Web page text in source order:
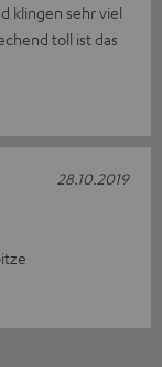
klingen sehr viel
toll ist das
28.10.2019